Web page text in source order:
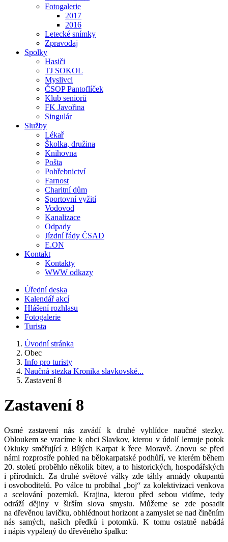
Fotogalerie
2017
2016
Letecké snímky
Zpravodaj
Spolky
Hasiči
TJ SOKOL
Myslivci
ČSOP Pantoflíček
Klub seniorů
FK Javořina
Singulár
Služby
Lékař
Školka, družina
Knihovna
Pošta
Pohřebnictví
Farnost
Charitní dům
Sportovní vyžití
Vodovod
Kanalizace
Odpady
Jízdní řády ČSAD
E.ON
Kontakt
Kontakty
WWW odkazy
Úřední deska
Kalendář akcí
Hlášení rozhlasu
Fotogalerie
Turista
Úvodní stránka
Obec
Info pro turisty
Naučná stezka Kronika slavkovské...
Zastavení 8
Zastavení 8
Osmé zastavení nás zavádí k druhé vyhlídce naučné stezky.
Obloukem se vracíme k obci Slavkov, kterou v údolí lemuje potok
Okluky směřující z Bílých Karpat k řece Moravě. Znovu se před
námi rozprostře pohled na bělokarpatské podhůří, ve kterém během
20. století proběhlo několik bitev, a to historických, hospodářských
i přírodních. Za druhé světové války zde táhly armády okupantů
i osvoboditelů. Po válce tu probíhal „boj“ za kolektivizaci venkova
a scelování pozemků. Krajina, kterou před sebou vidíme, tedy
odráží dějiny v širším slova smyslu. Můžeme se zde posadit
na dřevěnou lavičku, obhlédnout horizont a zamyslet se nad činěním
nás samých, našich předků i potomků. K tomu ostatně nabádá
i nápis vypálený do dřevěného špalku: